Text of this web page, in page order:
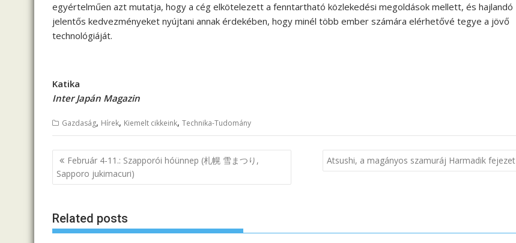
egyértelműen azt mutatja, hogy a cég elkötelezett a fenntartható közlekedési megoldások mellett, és hajlandó
jelentős kedvezményeket nyújtani annak érdekében, hogy minél több ember számára elérhetővé tegye a jövő
technológiáját.
Katika
Inter Japán Magazin
Gazdaság, Hírek, Kiemelt cikkeink, Technika-Tudomány
B
e
g
y
Február 4-11.: Szapporói hóünnep (札幌 雪まつり,
Sapporo jukimacuri)
Atsushi, a magányos szamuráj Harmadik fejezet
Related posts